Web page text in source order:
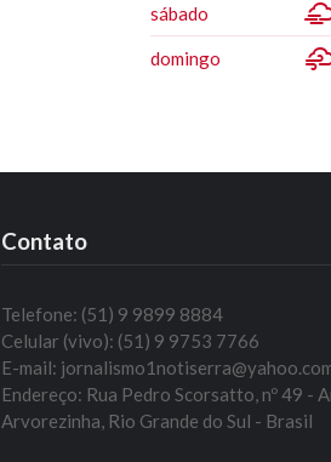
sábado
domingo
Contato
Telefone: (51) 9 9899 8884
Celular (vivo): (51) 9 9753 7766
E-mail:
Endereço: Rua Pedro Scorsatto, nº 49 -
Arvorezinha, Rio Grande do Sul - Brasil